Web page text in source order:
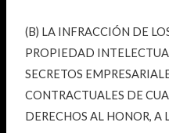
(B) LA INFRACCIÓN DE
PROPIEDAD
SECRETOS
CONTRACTUALES DE
DERECHOS AL HONOR,